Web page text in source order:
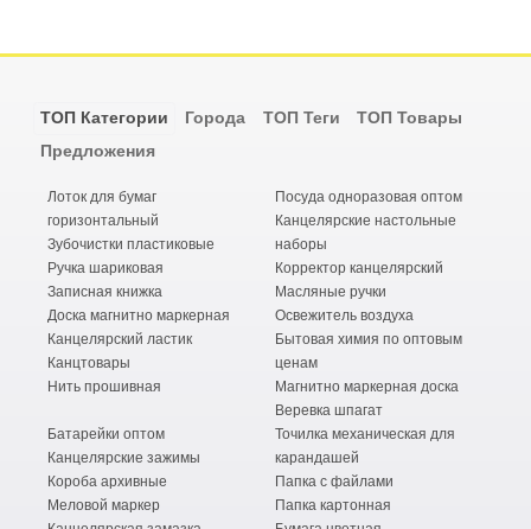
ТОП Категории Города ТОП Теги
ТОП Товары
Предложения
Лоток для бумаг
горизонтальный
Зубочистки пластиковые
Ручка шариковая
Записная книжка
Доска магнитно маркерная
Канцелярский ластик
Канцтовары
Нить прошивная
Посуда одноразовая оптом
Канцелярские настольные
наборы
Корректор канцелярский
Масляные ручки
Освежитель воздуха
Бытовая химия по оптовым
ценам
Магнитно маркерная доска
Веревка шпагат
Батарейки оптом
Канцелярские зажимы
Короба архивные
Меловой маркер
Точилка механическая для
карандашей
Папка с файлами
Папка картонная